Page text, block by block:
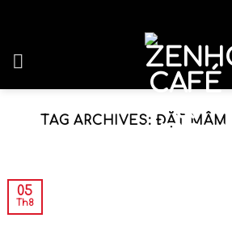
TAG ARCHIVES:ĐẶT MÂM
05
Th8